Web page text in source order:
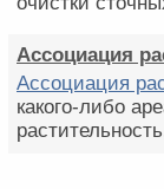
Ассоциация
Ассоциация
какого-либо